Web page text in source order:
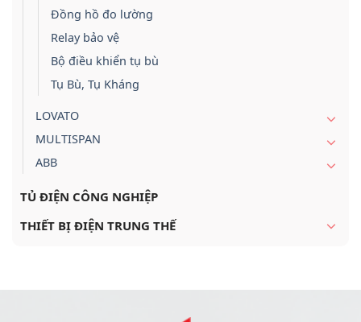
Đồng hồ đo lường
Relay bảo vệ
Bộ điều khiển tụ bù
Tụ Bù, Tụ Kháng
LOVATO
MULTISPAN
ABB
TỦ ĐIỆN CÔNG NGHIỆP
THIẾT BỊ ĐIỆN TRUNG THẾ